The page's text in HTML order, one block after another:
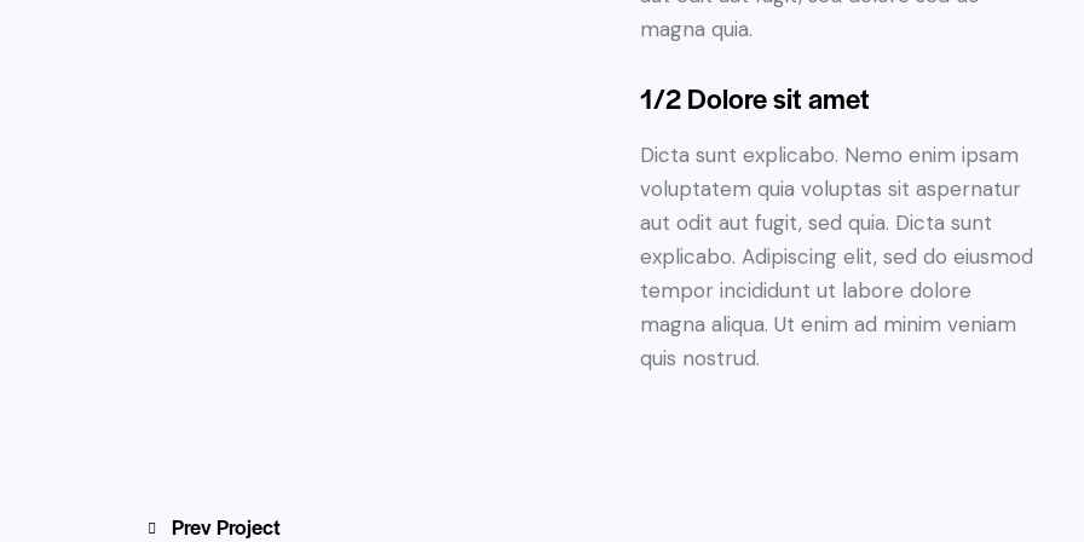
magna quia.
1/2 Dolore sit amet
Dicta sunt explicabo. Nemo enim ipsam
voluptatem quia voluptas sit aspernatur
aut odit aut fugit, sed quia. Dicta sunt
explicabo. Adipiscing elit, sed do eiusmod
tempor incididunt ut labore dolore
magna aliqua. Ut enim ad minim veniam
quis nostrud.
Prev Project